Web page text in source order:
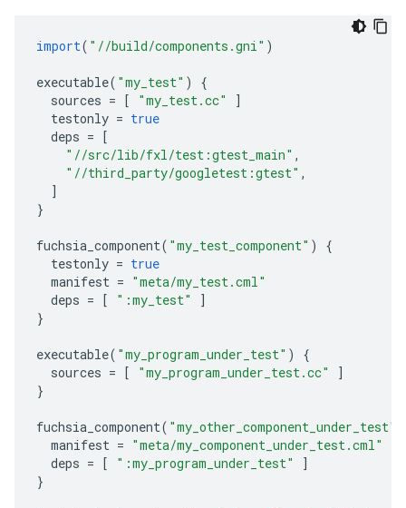
import( "//build/components.gni" )
executable( "my_test" )
{
sources = [ "my_test.cc"
]
testonly = true
deps = [
"//src/lib/fxl/test:gtest_main" ,
"//third_party/googletest:gtest" ,
]
}
fuchsia_component( "my_test_component" )
{
testonly = true
manifest = "meta/my_test.cml"
deps = [ ":my_test"
]
}
executable( "my_program_under_test" )
{
sources = [ "my_program_under_test.cc"
]
}
fuchsia_component( "my_other_component_under_test"
manifest = "meta/my_component_under_test.cml"
deps = [ ":my_program_under_test"
]
}